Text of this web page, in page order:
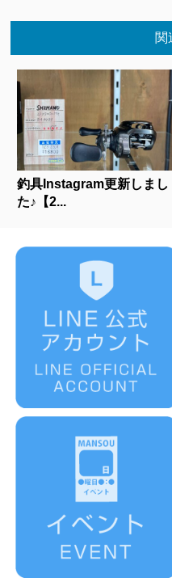
関
釣具Instagram更新しまし
た♪【2...